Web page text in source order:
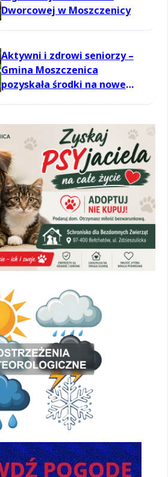
Dworcowej w Moszczenicy
Aktywni i zdrowi seniorzy –
Gmina Moszczenica
pozyskała środki na nowe